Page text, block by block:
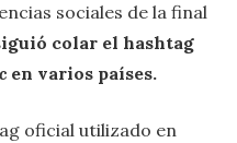
sociales de la final
colar el hashtag
en varios países.
oficial utilizado en